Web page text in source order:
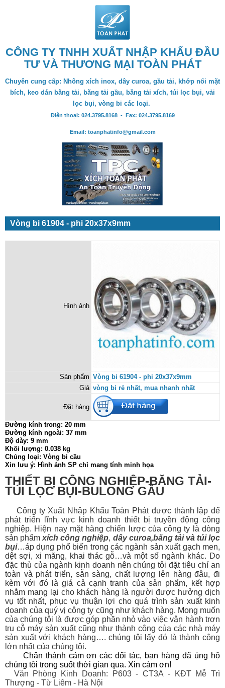
CÔNG TY TNHH XUẤT NHẬP KHẨU ĐẦU
TƯ VÀ THƯƠNG MẠI TOÀN PHÁT
Chuyên cung cấp: Nhông xích inox, dây curoa, gầu tải, khớp nối mặt
bích, keo dán băng tải, băng tải gầu, băng tải xích, túi lọc bụi, vải
lọc bụi, vòng bi các loại.
Điện thoại: 024.3795.8168 - Fax: 024.3795.8169
Email: toanphatinfo@gmail.com
Vòng bi 61904 - phi 20x37x9mm
Hình ảnh
Sản phẩm Vòng bi 61904 - phi 20x37x9mm
Giá vòng bi rẻ nhất, mua nhanh nhất
Đặt hàng
Đường kính trong: 20 mm
Đường kính ngoài: 37 mm
Độ dày: 9 mm
Khối lượng: 0.038 kg
Chủng loại: Vòng bi cầu
Xin lưu ý: Hình ảnh SP chỉ mang tính minh họa
THIẾT BỊ CÔNG NGHIỆP-BĂNG TẢI-
TÚI LỌC BỤI-BULONG GẦU
Công ty Xuất Nhập Khẩu Toàn Phát được thành lập để
phát triển lĩnh vực kinh doanh thiết bị truyền động công
nghiệp. Hiện nay mặt hàng chiến lược của công ty là dòng
sản phẩm xích công nghiệp, dây curoa,băng tảivàtúi lọc
bụi…áp dụng phổ biến trong các ngành sản xuất gạch men,
dệt sợi, xi măng, khai thác gỗ…và một số ngành khác. Do
đặc thù của ngành kinh doanh nên chúng tôi đặt tiêu chí an
toàn và phát triển, sẵn sàng, chất lượng lên hàng đâu, đi
kèm với đó là giá cả cạnh tranh của sản phẩm, kết hợp
nhằm mang lại cho khách hàng là người được hưởng dịch
vụ tốt nhất, phục vụ thuận lợi cho quá trình sản xuất kinh
doanh của quý vị công ty cũng như khách hàng. Mong muốn
của chúng tôi là được góp phần nhỏ vào việc vận hành trơn
tru cỗ máy sản xuất cũng như thành công của các nhà máy
sản xuất với khách hàng…. chúng tôi lấy đó là thành công
lớn nhất của chúng tôi.
Chân thành cảm ơn các đối tác, bạn hàng đã ủng hộ
chúng tôi trong suốt thời gian qua. Xin cảm ơn!
Văn Phòng Kinh Doanh: P603 - CT3A - KĐT Mễ Trì
Thượng - Từ Liêm - Hà Nội